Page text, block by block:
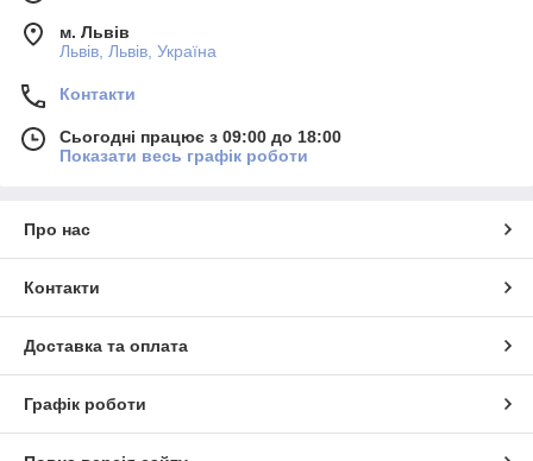
м. Львів
Львів, Львів, Україна
Контакти
Сьогодні працює з 09:00 до 18:00
Показати весь графік роботи
Про нас
Контакти
Доставка та оплата
Графік роботи